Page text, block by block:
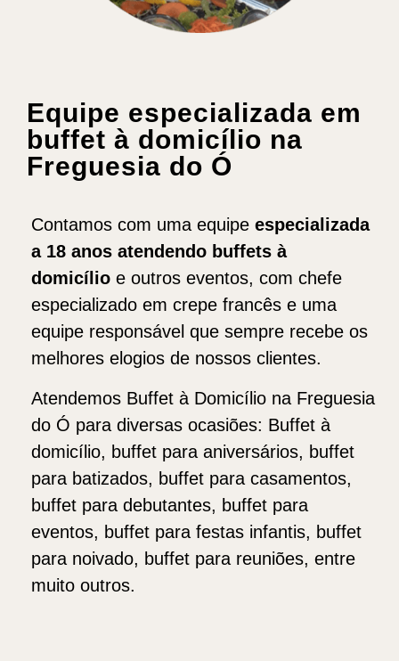
Equipe especializada em
buffet à domicílio na
Freguesia do Ó
Contamos com uma equipe especializada
a 18 anos atendendo buffets à
domicílio e outros eventos, com chefe
especializado em crepe francês e uma
equipe responsável que sempre recebe os
melhores elogios de nossos clientes.
Atendemos Buffet à Domicílio na Freguesia
do Ó para diversas ocasiões: Buffet à
domicílio, buffet para aniversários, buffet
para batizados, buffet para casamentos,
buffet para debutantes, buffet para
eventos, buffet para festas infantis, buffet
para noivado, buffet para reuniões, entre
muito outros.